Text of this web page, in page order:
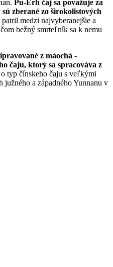
Pu-Erh čaj sa považuje za
zberané zo širokolistových
medzi najvyberanejšie a
bežný smrteľník sa k nemu
z máochá -
čaju, ktorý sa spracováva z
typ čínskeho čaju s veľkými
južného a západného Yunnanu v